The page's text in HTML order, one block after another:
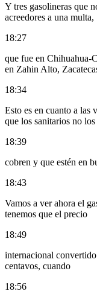
Y tres gasolineras que
acreedores a una multa,
18:27
que fue en Chihuahua-
en Zahin Alto,
18:34
Esto es en cuanto a las
que los sanitarios no los
18:39
cobren y que estén en
18:43
Vamos a ver ahora el
tenemos que el precio
18:49
internacional
centavos, cuando
18:56